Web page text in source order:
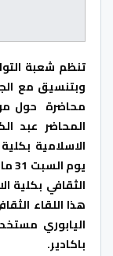
تنظم شعبة
وبتنسيق مع
محاضرة حول
المحاضر عبد
الاسلامية
الثقافي بكلية
هذا اللقاء
اليابوري
باكادير.